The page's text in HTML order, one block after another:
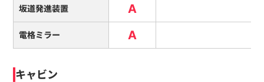
坂道発進装置 A
電格ミラー A
キャビン